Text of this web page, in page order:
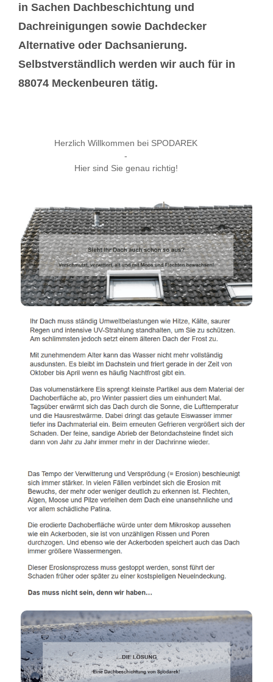
in Sachen Dachbeschichtung und
Dachreinigungen sowie Dachdecker
Alternative oder Dachsanierung.
Selbstverständlich werden wir auch für in
88074 Meckenbeuren tätig.
Herzlich Willkommen bei SPODAREK
-
Hier sind Sie genau richtig!